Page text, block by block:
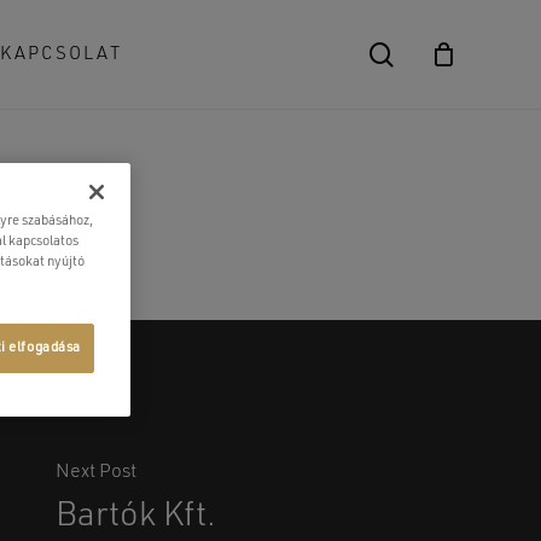
KAPCSOLAT search
Next Post
Bartók Kft.
szabásához,
kapcsolatos
nyújtó
elfogadása